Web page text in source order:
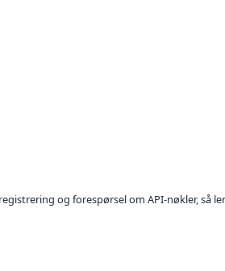
og forespørsel om API-nøkler, så